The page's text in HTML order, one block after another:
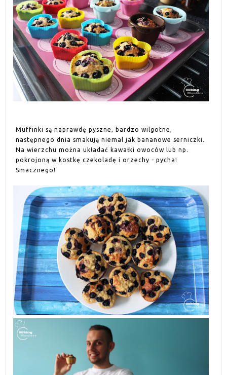
Muffinki są naprawdę pyszne, bardzo wilgotne,
następnego dnia smakują niemal jak bananowe serniczki.
Na wierzchu można układać kawałki owoców lub np.
pokrojoną w kostkę czekoladę i orzechy - pycha!
Smacznego!